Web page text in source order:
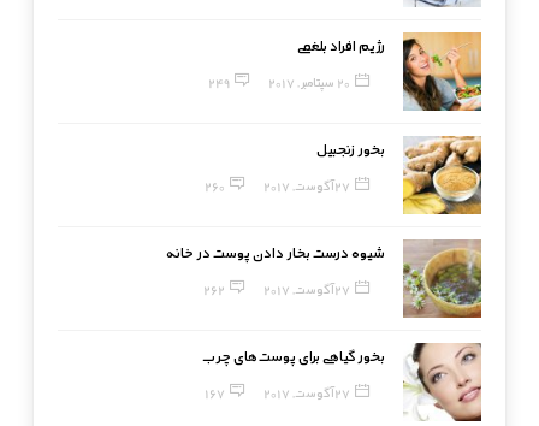
رژیم افراد بلغمی
20 سپتامبر, 2017 249
بخور زنجبیل
27 آگوست, 2017 260
شیوه درست بخار دادن پوست در خانه
27 آگوست, 2017 262
بخور گیاهی برای پوست‌های چرب
27 آگوست, 2017 167